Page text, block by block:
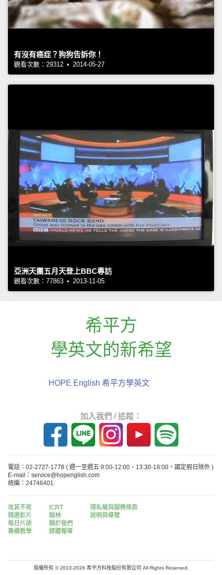
有沒有癌症？狗狗告訴你！
觀看次數：29312 • 2014-05-27
亞洲天團五月天登上BBC專訪
觀看次數：77863 • 2013-11-05
希平方
學英文的新希望
HOPE English 希平方學英文
加入我們 / 追蹤：
電話：02-2727-1778 ( 週一至週五 9:00-12:00、13:30-18:00，國定假日除外 )
E-mail：service@hopenglish.com
統編：24746401
攻其不背
精選影片
每日片語
專欄教學
ICRT
翰林
關於我們
媒體報導
隱私權與服務條款
說明與導覽
版權所有 © 2013-2026 希平方科技股份有限公司 All Rights Reserved.